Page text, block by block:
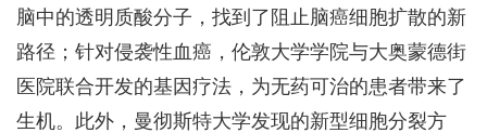
脑中的透明质酸分子，找到了阻止脑癌细胞扩散的新
路径；针对侵袭性血癌，伦敦大学学院与大奥蒙德街
医院联合开发的基因疗法，为无药可治的患者带来了
生机。此外，曼彻斯特大学发现的新型细胞分裂方